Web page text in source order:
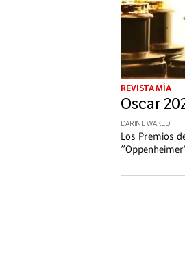
REVISTA MÍA
Oscar
DARINE WAKED
Los Premios